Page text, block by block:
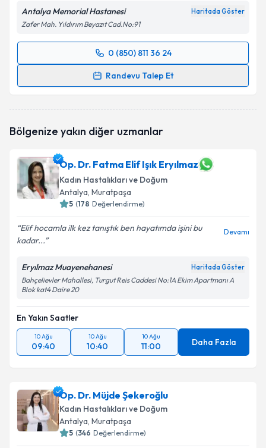
Antalya Memorial Hastanesi Haritada Göster
Zafer Mah. Yıldırım Beyazıt Cad.No:91
0 (850) 811 36 24
Randevu Talep Et
Randevu Takvimi Talebi
oluşturun. Size bu uzmandan randevu almanız için bir
Kişisel verilerimin işlenmesine ilişkin
Metni'ni okudum ve kişisel verilerimin belirtilen
kapsamda işlenmesini kabul ediyorum.
Takvim Talebini Gönder
Bölgenize yakın diğer uzmanlar
Op. Dr. Fatma Elif Işık Eryılmaz
Kadın Hastalıkları ve Doğum
Antalya, Muratpaşa
5 (178 Değerlendirme)
Elif hocamla ilk kez tanıştık ben hayatımda işini bu
kadar...
Devamı
Eryılmaz Muayenehanesi Haritada Göster
Bahçelievler Mahallesi, Turgut Reis Caddesi No:1A Ekim Apartmanı A
Blok kat4 Daire 20
En Yakın Saatler
10 Ağu
09:40
10 Ağu
10:40
10 Ağu
11:00 Daha Fazla
Op. Dr. Müjde Şekeroğlu
Kadın Hastalıkları ve Doğum
Antalya, Muratpaşa
5 (346 Değerlendirme)